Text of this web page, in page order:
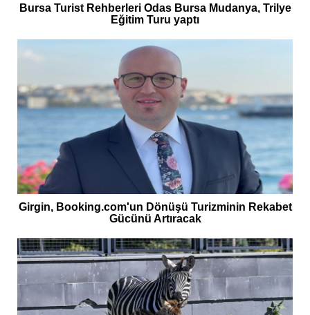
Bursa Turist Rehberleri Odas Bursa Mudanya, Trilye
Eğitim Turu yaptı
Girgin, Booking.com'un Dönüşü Turizminin Rekabet
Gücünü Artıracak